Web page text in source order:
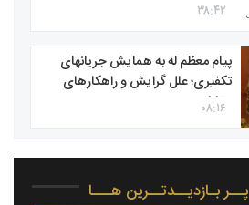
۳۸:۴۲
پیام معظم له به همایش جریان‎های
تکفیری؛ علل گرایش و راه‏کارهای
مقابله
۰۸:۱۶
پــر بـازدیــدتــرین هـــا